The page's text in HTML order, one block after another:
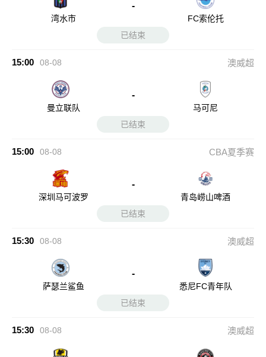
湾水市
-
FC索伦托
已结束
15:00 08-08 澳威超
曼立联队
-
马可尼
已结束
15:00 08-08 CBA夏季赛
深圳马可波罗
-
青岛崂山啤酒
已结束
15:30 08-08 澳威超
萨瑟兰鲨鱼
-
悉尼FC青年队
已结束
15:30 08-08 澳威超